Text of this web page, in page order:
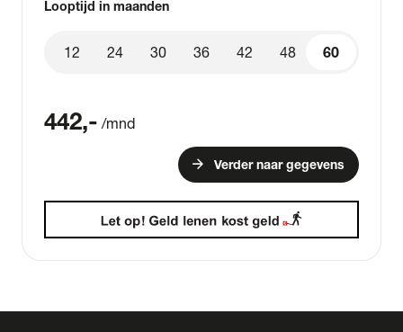
Looptijd in maanden
60
12 24 30 36 42 48 60
442,- /mnd
arrow_forward Verder naar gegevens